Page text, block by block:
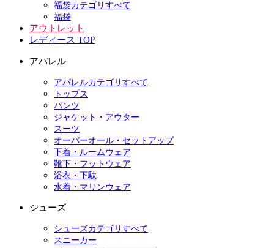
福袋カテゴリすべて
福袋
アウトレット
レディース TOP
アパレル
アパレルカテゴリすべて
トップス
パンツ
ジャケット・アウター
スーツ
オーバーオール・セットアップ
下着・ルームウェア
靴下・フットウェア
浴衣・下駄
水着・マリンウェア
シューズ
シューズカテゴリすべて
スニーカー